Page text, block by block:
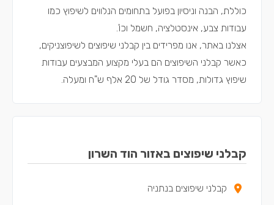
כוללת, הבנה וניסיון בפועל בתחומים הנלווים לשיפוץ כמו
עבודות צבע, אינסטלציה, חשמל וכו'.
אצלנו באתר, אנו מפרידים בין קבלני שיפוצים לשיפוצניקים,
כאשר קבלני השיפוצים הם בעלי מקצוע המבצעים עבודות
שיפוץ גדולות, מסדר גודל של 20 אלף ש"ח ומעלה.
קבלני שיפוצים באזור הוד השרון
קבלני שיפוצים בנתניה